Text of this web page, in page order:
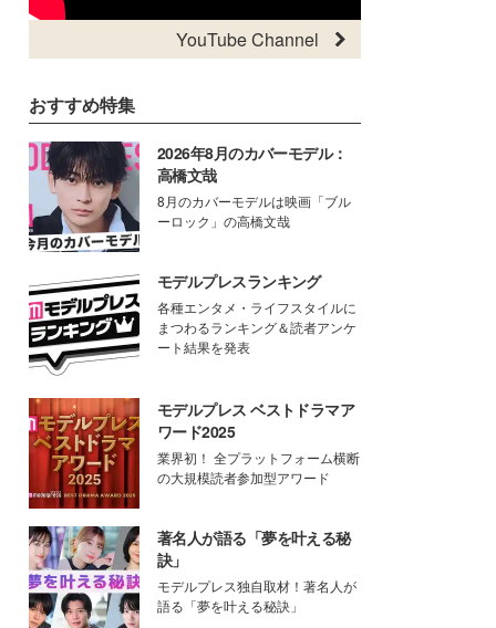
YouTube Channel
おすすめ特集
2026年8月のカバーモデル：
高橋文哉
8月のカバーモデルは映画「ブル
ーロック」の高橋文哉
モデルプレスランキング
各種エンタメ・ライフスタイルに
まつわるランキング＆読者アンケ
ート結果を発表
モデルプレス ベストドラマア
ワード2025
業界初！ 全プラットフォーム横断
の大規模読者参加型アワード
著名人が語る「夢を叶える秘
訣」
モデルプレス独自取材！著名人が
語る「夢を叶える秘訣」